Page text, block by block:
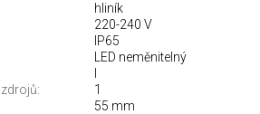
hliník
220-240 V
IP65
LED neměnitelný
1
55 mm